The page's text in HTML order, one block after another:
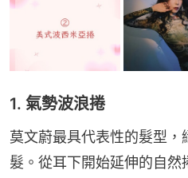
1. 氣勢波浪捲
莫文蔚最具代表性的髮型
髮。從耳下開始延伸的自然